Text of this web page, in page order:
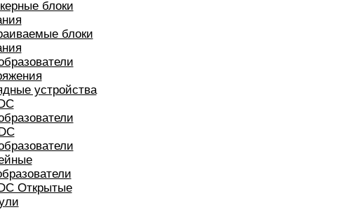
блоки
блоки
устройства
Открытые